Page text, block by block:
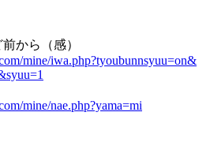
から（感）
mine/iwa.php?tyoubunnsyuu=on&
mine/nae.php?yama=mi